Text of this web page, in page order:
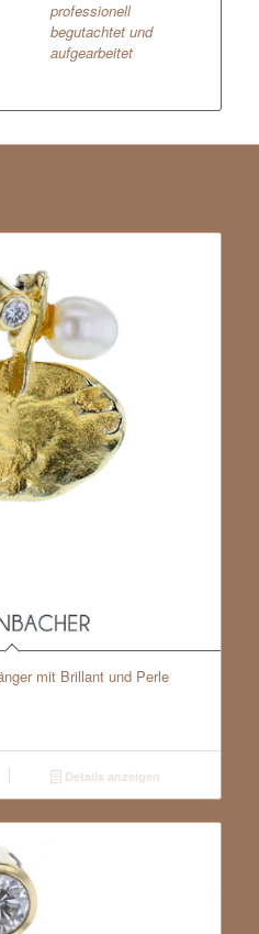
professionell
begutachtet und
aufgearbeitet
mit Brillant und Perle
Details anzeigen